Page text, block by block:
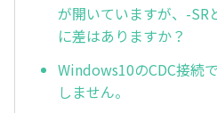
が開いていますが、-SR
に差はありますか？
Windows10のCDC接続
しません。